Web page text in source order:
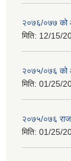
२०७६/०७७ को
मिति: 12/15/
२०७५/०७६ को
मिति: 01/25/
२०७५/०७६
मिति: 01/25/